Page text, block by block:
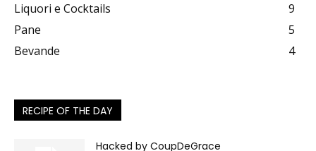
Liquori e Cocktails
9
Pane
5
Bevande
4
RECIPE OF THE DAY
Hacked by CoupDeGrace